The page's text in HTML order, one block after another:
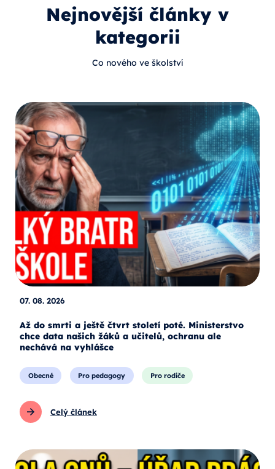
Nejnovější články v
kategorii
Co nového ve školství
07. 08. 2026
Až do smrti a ještě čtvrt století poté. Ministerstvo
chce data našich žáků a učitelů, ochranu ale
nechává na vyhlášce
Obecné Pro pedagogy Pro rodiče
Celý článek